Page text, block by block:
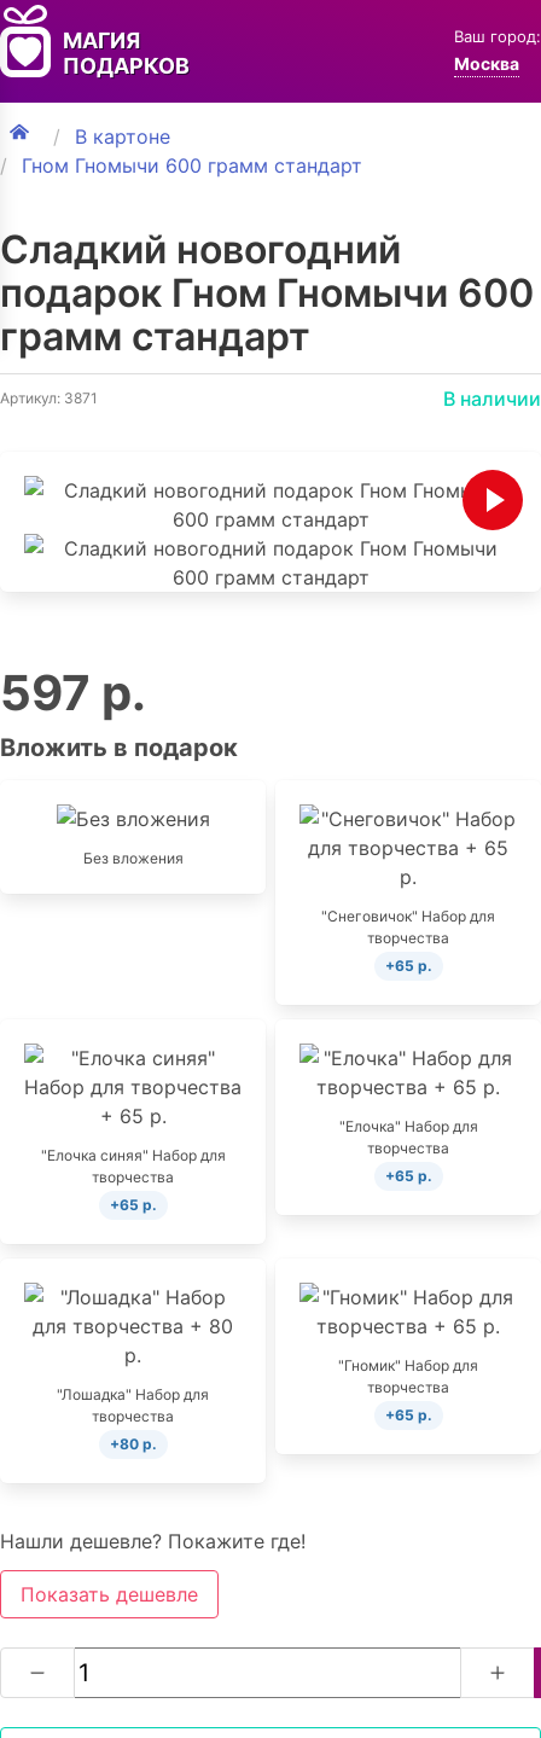
МАГИЯ
ПОДАРКОВ
Ваш город:
Москва
В картоне
Гном Гномычи 600 грамм стандарт
Сладкий новогодний
подарок Гном Гномычи 600
грамм стандарт
Артикул: 3871 В наличии
597 р.
Вложить в подарок
Без вложения
"Снеговичок" Набор для
творчества
+65 р.
"Елочка синяя" Набор для
творчества
+65 р.
"Елочка" Набор для
творчества
+65 р.
"Лошадка" Набор для
творчества
+80 р.
"Гномик" Набор для
творчества
+65 р.
Нашли дешевле? Покажите где!
Показать дешевле